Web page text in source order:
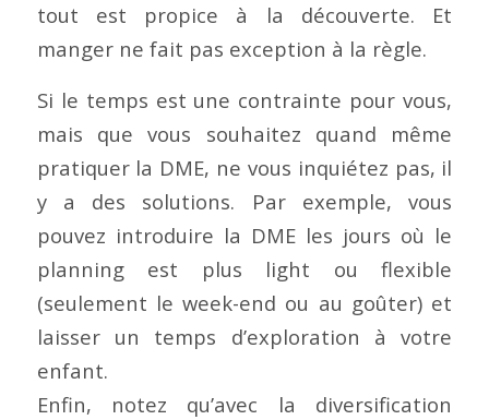
tout est propice à la découverte. Et
manger ne fait pas exception à la règle.
Si le temps est une contrainte pour vous,
mais que vous souhaitez quand même
pratiquer la DME, ne vous inquiétez pas, il
y a des solutions. Par exemple, vous
pouvez introduire la DME les jours où le
planning est plus light ou flexible
(seulement le week-end ou au goûter) et
laisser un temps d’exploration à votre
enfant.
Enfin, notez qu’avec la diversification